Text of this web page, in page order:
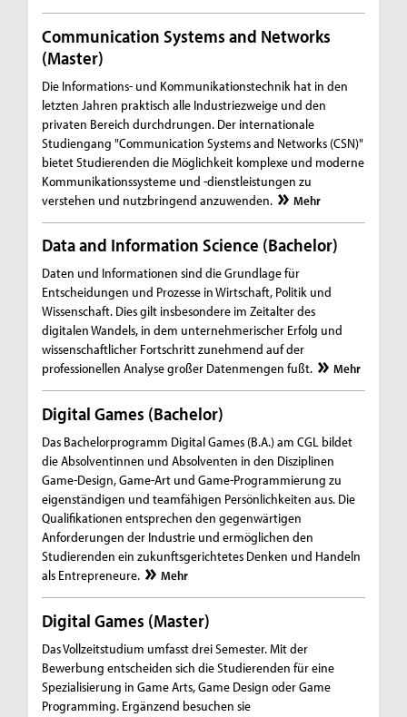
Communication Systems and Networks
(Master)
Die Informations- und Kommunikationstechnik hat in den
letzten Jahren praktisch alle Industriezweige und den
privaten Bereich durchdrungen. Der internationale
Studiengang "Communication Systems and Networks (CSN)"
bietet Studierenden die Möglichkeit komplexe und moderne
Kommunikationssysteme und -dienstleistungen zu
verstehen und nutzbringend anzuwenden.
Mehr
Data and Information Science (Bachelor)
Daten und Informationen sind die Grundlage für
Entscheidungen und Prozesse in Wirtschaft, Politik und
Wissenschaft. Dies gilt insbesondere im Zeitalter des
digitalen Wandels, in dem unternehmerischer Erfolg und
wissenschaftlicher Fortschritt zunehmend auf der
professionellen Analyse großer Datenmengen fußt.
Mehr
Digital Games (Bachelor)
Das Bachelorprogramm Digital Games (B.A.) am CGL bildet
die Absolventinnen und Absolventen in den Disziplinen
Game-Design, Game-Art und Game-Programmierung zu
eigenständigen und teamfähigen Persönlichkeiten aus. Die
Qualifikationen entsprechen den gegenwärtigen
Anforderungen der Industrie und ermöglichen den
Studierenden ein zukunftsgerichtetes Denken und Handeln
als Entrepreneure.
Mehr
Digital Games (Master)
Das Vollzeitstudium umfasst drei Semester. Mit der
Bewerbung entscheiden sich die Studierenden für eine
Spezialisierung in Game Arts, Game Design oder Game
Programming. Ergänzend besuchen sie